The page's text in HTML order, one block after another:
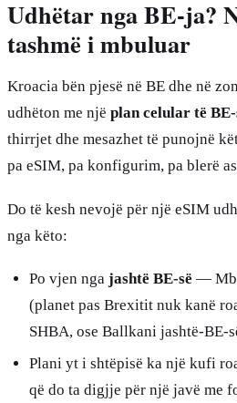
Udhëtar nga BE-ja?
tashmë i mbuluar
Kroacia bën pjesë në BE dhe në
udhëton me një plan celular të BE-
thirrjet dhe mesazhet të punojnë
pa eSIM, pa konfigurim, pa blerë
Do të kesh nevojë për një eSIM
nga këto:
Po vjen nga jashtë BE-së —
(planet pas Brexitit nuk kanë
SHBA, ose Ballkani jashtë-BE-
Plani yt i shtëpisë ka një kufi
që do ta digjje për një javë me